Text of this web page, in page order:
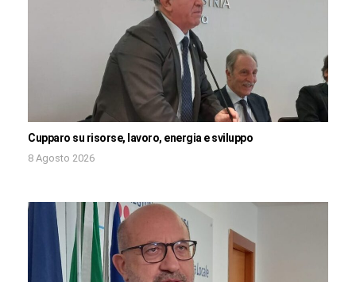
Cupparo su risorse, lavoro, energia e sviluppo
8 Agosto 2026